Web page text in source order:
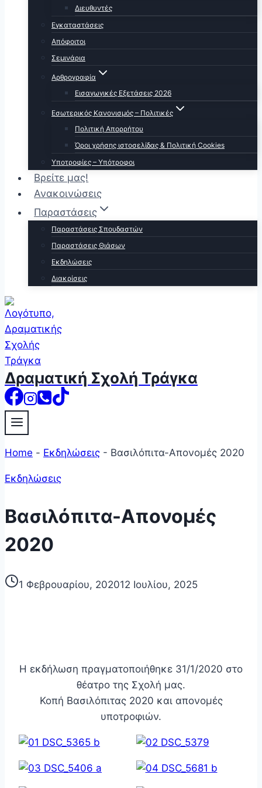
Διευθυντές
Εγκαταστάσεις
Απόφοιτοι
Σεμινάρια
Αρθρογραφία
Εισαγωγικές Εξετάσεις 2026
Εσωτερικός Κανονισμός – Πολιτικές
Πολιτική Απορρήτου
Όροι χρήσης ιστοσελίδας & Πολιτική Cookies
Υποτροφίες – Υπότροφοι
Βρείτε μας!
Ανακοινώσεις
Παραστάσεις
Παραστάσεις Σπουδαστών
Παραστάσεις Θιάσων
Εκδηλώσεις
Διακρίσεις
Δραματική Σχολή Τράγκα
Home - Εκδηλώσεις - Βασιλόπιτα-Απονομές 2020
Εκδηλώσεις
Βασιλόπιτα-Απονομές
2020
1 Φεβρουαρίου, 202012 Ιουλίου, 2025
Η εκδήλωση πραγματοποιήθηκε 31/1/2020 στο
θέατρο της Σχολή μας.
Κοπή Βασιλόπιτας 2020 και απονομές
υποτροφιών.